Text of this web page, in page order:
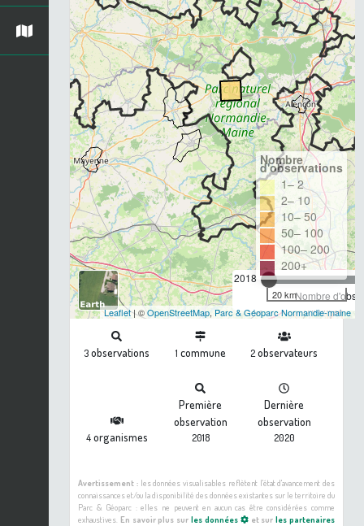
2018
Nombre
Nombre
d'observations
1– 2
2– 10
10– 50
50– 100
100– 200
200+
20 km
Leaflet| ©OpenStreetMap, Parc & Géoparc Normandie-maine
3observations 1 commune 2observateurs
4organismes
Première
observation
2018
Dernière
observation
2020
Avertissement :les données visualisables reflètent l'état d'avancement des
connaissances et/ou la disponibilité des données existantes sur le territoire du
Parc & Géoparc : elles ne peuvent en aucun cas être considérées comme
exhaustives. En savoir plus sur les données et surles partenaires